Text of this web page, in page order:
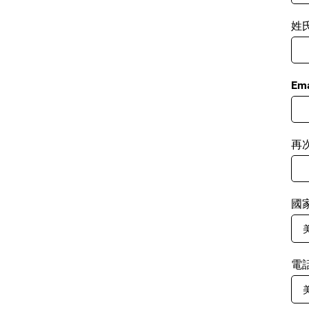
姓
再
國
電